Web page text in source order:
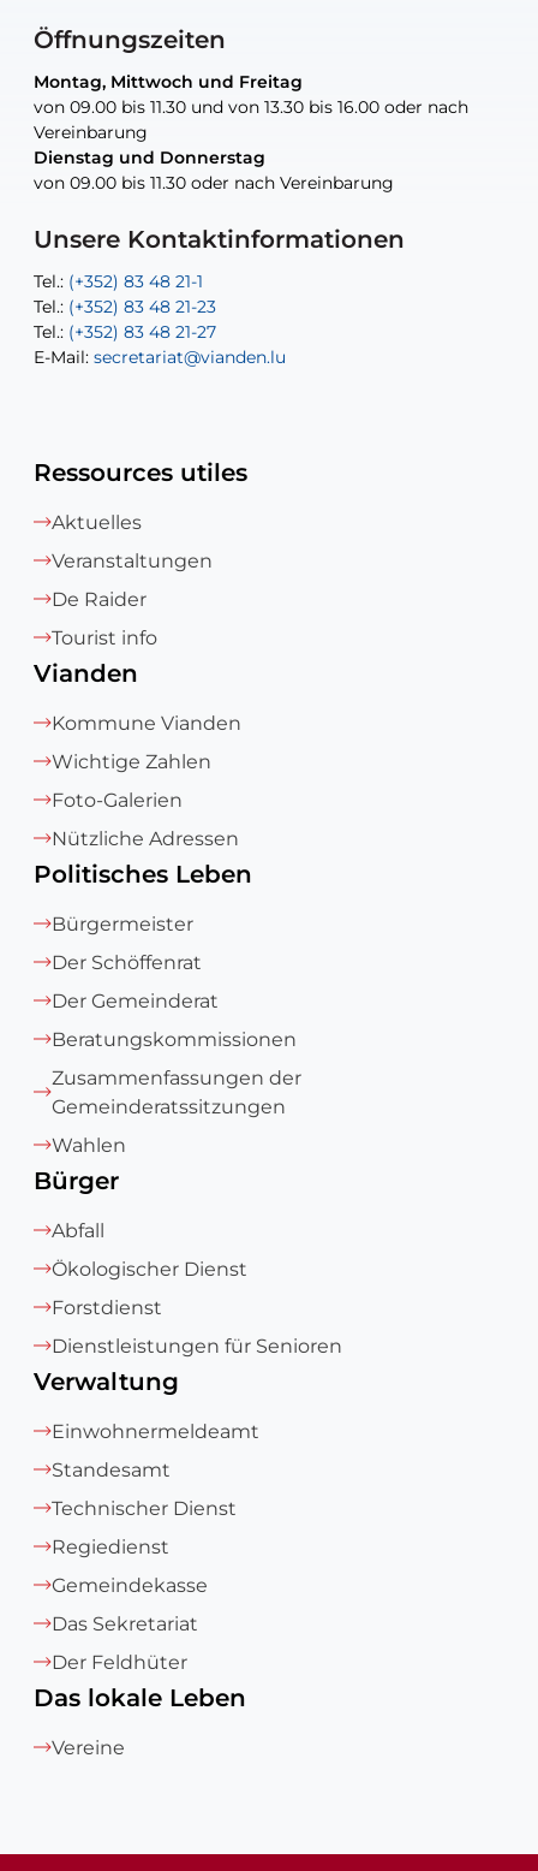
Öffnungszeiten
Montag, Mittwoch und Freitag
von 09.00 bis 11.30 und von 13.30 bis 16.00 oder nach
Vereinbarung
Dienstag und Donnerstag
von 09.00 bis 11.30 oder nach Vereinbarung
Unsere Kontaktinformationen
Tel.: (+352) 83 48 21-1
Tel.: (+352) 83 48 21-23
Tel.: (+352) 83 48 21-27
E-Mail: secretariat@vianden.lu
Montag, Mittwoch und Freitag
von 09.00 bis 11.30 und von 13.30 bis 16.00 oder nach
Vereinbarung
Dienstag und Donnerstag
von 09.00 bis 11.30 oder nach Vereinbarung
Tel.: (+352) 83 48 21-20
Tel.: (+352) 83 48 21-22
E-Mail:sofia.carvalho@vianden.lu
E-Mail: diane.storn@vianden.lu
nur nach Vereinbarung
Tel.: (+352) 83 48 21-24
nur nach Vereinbarung
E-Mail: aisha.abdullah@vianden.lu
E-Mail:jos.cormemans@vianden.lu
nur nach Vereinbarung
Tel.: (+352) 83 48 21-51
E-Mail:atelier@vianden.lu
Ressources utiles
Aktuelles
Veranstaltungen
De Raider
Tourist info
Vianden
Kommune Vianden
Wichtige Zahlen
Foto-Galerien
Nützliche Adressen
Politisches Leben
Bürgermeister
Der Schöffenrat
Der Gemeinderat
Beratungskommissionen
Zusammenfassungen der
Gemeinderatssitzungen
Wahlen
Bürger
Abfall
Ökologischer Dienst
Forstdienst
Dienstleistungen für Senioren
Verwaltung
Einwohnermeldeamt
Standesamt
Technischer Dienst
Regiedienst
Gemeindekasse
Das Sekretariat
Der Feldhüter
Das lokale Leben
Vereine